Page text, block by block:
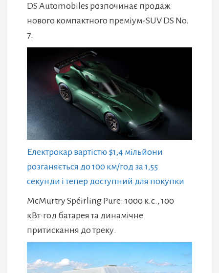
DS Automobiles розпочинає продаж
нового компактного преміум-SUV DS No.
7.
Електрокар вартістю $1,4 мільйони
розганяється до 100 км/год за 1,55
секунди і тепер доступний для покупки
McMurtry Spéirling Pure: 1000 к.с., 100
кВт·год батарея та динамічне
притискання до треку.